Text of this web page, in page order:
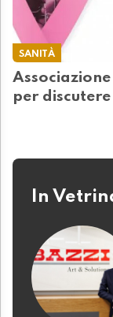
SANITÀ
per
In